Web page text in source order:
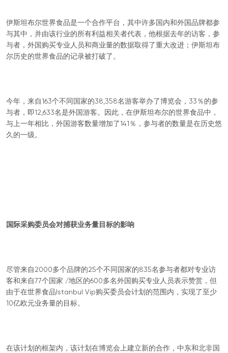
伊斯坦布尔世界食品是一个合作平台，其中许多国内和外国品牌都参
与其中，并由该行业的所有利益相关者代表，他根据去年的访客，参
与者，外国购买专业人员和商业量的数据取得了重大改进；伊斯坦布
尔历史的世界食品的记录被打破了。
今年，来自163个不同国家的38,358名游客举办了博览会，33％的参
与者，即12,633名是外国游客。因此，在伊斯坦布尔的世界食品中，
与上一年相比，外国游客数量增加了141％，参与者的数量是在历史悠
久的一级。
国际采购委员会对捕获业务量目标的影响
尽管来自2000多个品牌的25个不同国家的835名参与者都对专业访
客和来自77个国家 /地区的600多名外国购买专业人员表示赞赏，但
由于在世界食品Istanbul Vip购买委员会计划的范围内，实现了至少
10亿欧元业务量的目标。
在该计划的框架内，该计划在博览会上建立新的合作，中东和北非国